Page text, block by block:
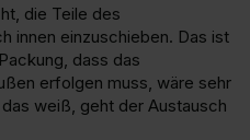
die Teile des
innen einzuschieben. Das ist
dass das
erfolgen muss, wäre sehr
weiß, geht der Austausch